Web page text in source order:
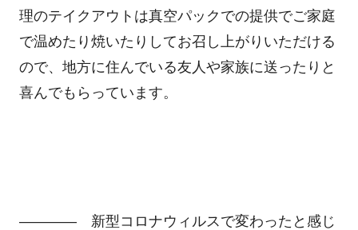
理のテイクアウトは真空パックでの提供でご家庭
で温めたり焼いたりしてお召し上がりいただける
ので、地方に住んでいる友人や家族に送ったりと
喜んでもらっています。
―――― 新型コロナウィルスで変わったと感じ